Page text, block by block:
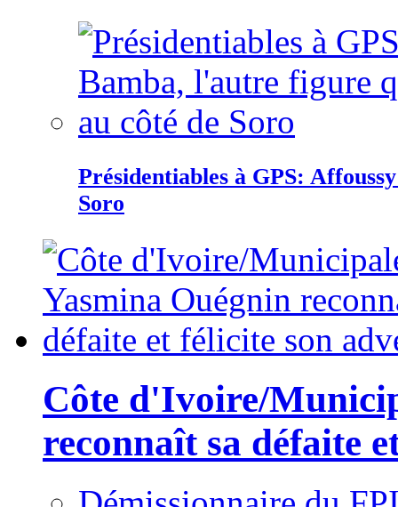
Présidentiables à GPS:
Soro
Côte d'Ivoire/
reconnaît sa défaite